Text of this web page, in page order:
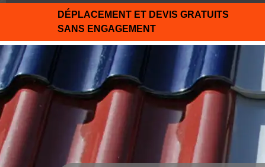
DÉPLACEMENT ET DEVIS GRATUITS
SANS ENGAGEMENT